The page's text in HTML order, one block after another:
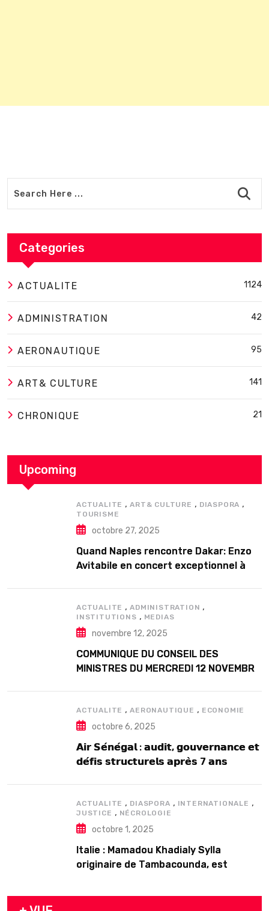
Categories
ACTUALITE 1124
ADMINISTRATION 42
AERONAUTIQUE 95
ART& CULTURE 141
CHRONIQUE 21
Upcoming
ACTUALITE ,ART& CULTURE , DIASPORA ,
TOURISME
octobre 27, 2025
Quand Naples rencontre Dakar: Enzo
Avitabile en concert exceptionnel à
ACTUALITE ,ADMINISTRATION ,
INSTITUTIONS , MEDIAS
novembre 12, 2025
COMMUNIQUE DU CONSEIL DES
MINISTRES DU MERCREDI 12 NOVEMBRE
ACTUALITE ,AERONAUTIQUE , ECONOMIE
octobre 6, 2025
𝗔𝗶𝗿 𝗦𝗲́𝗻𝗲́𝗴𝗮𝗹 : 𝗮𝘂𝗱𝗶𝘁, 𝗴𝗼𝘂𝘃𝗲𝗿𝗻𝗮𝗻𝗰𝗲 𝗲𝘁
𝗱𝗲́𝗳𝗶𝘀 𝘀𝘁𝗿𝘂𝗰𝘁𝘂𝗿𝗲𝗹𝘀 𝗮𝗽𝗿𝗲̀𝘀 7 𝗮𝗻𝘀
ACTUALITE , DIASPORA , INTERNATIONALE ,
JUSTICE , NÉCROLOGIE
octobre 1, 2025
Italie : Mamadou Khadialy Sylla
originaire de Tambacounda, est
arrestation